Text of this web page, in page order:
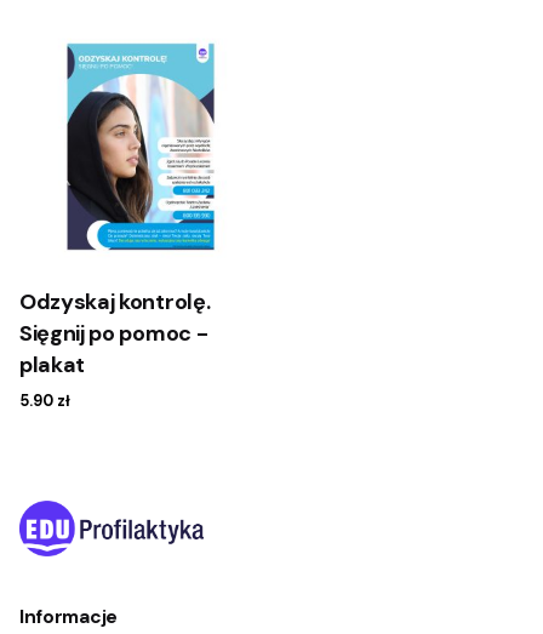
Odzyskaj kontrolę.
Sięgnij po pomoc -
plakat
5.90 zł
Informacje